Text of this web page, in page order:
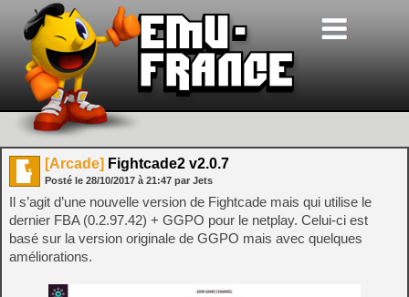
[Arcade] Fightcade2 v2.0.7
Posté le 28/10/2017 à 21:47 par Jets
Il s’agit d’une nouvelle version de Fightcade mais qui utilise le
dernier FBA (0.2.97.42) + GGPO pour le netplay. Celui-ci est
basé sur la version originale de GGPO mais avec quelques
améliorations.